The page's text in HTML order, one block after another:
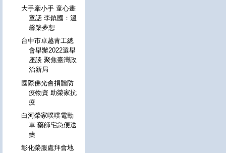
大手牽小手 童心畫
童話 李鎮國：溫
馨築夢想
台中市卓越青工總
會舉辦2022選舉
座談 聚焦臺灣政
治新局
國際佛光會捐贈防
疫物資 助榮家抗
疫
白河榮家噗噗電動
車 藥師宅急便送
藥
彰化榮服處拜會地